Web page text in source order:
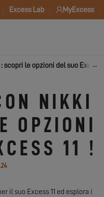
Excess Lab MyExcess
scopri le opzioni del suo Excess
NIKKI
OPZIONI
11 !
il suo Excess 11 ed esplora i